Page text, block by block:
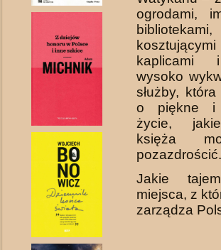
ogrodami,
bibliotekami,
kaplicami
wysoko
służby,
o piękne i
życie,
księża
pozazdrościć.
Jakie
miejsca, z
zarządza